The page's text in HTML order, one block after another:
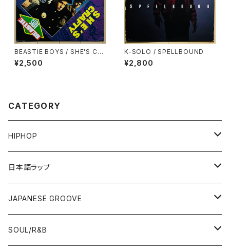
BEASTIE BOYS / SHE'S CR
AFTY
¥2,500
K-SOLO / SPELLBOUND
¥2,800
CATEGORY
HIPHOP
12"/7"
80'S OLD SCHOOL
EARLY 90'S MIDDLE〜NEW SCHOOL
LP
80'S OLD SCHOOL
日本語ラップ
12"/7"
80'S OLD SCHOOL〜EARLY 90'S
LP
JAPANESE GROOVE
LP
SOUL/R&B